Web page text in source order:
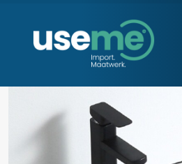
Diensten
Huisvesting